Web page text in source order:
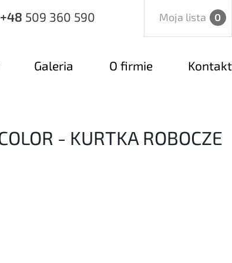
+48 509 360 590 Moja lista 0
Galeria O firmie Kontakt
- KURTKA ROBOCZE